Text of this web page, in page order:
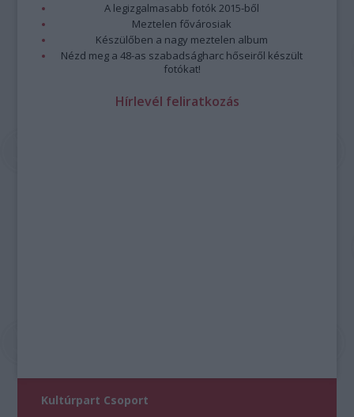
A legizgalmasabb fotók 2015-ből
Meztelen fővárosiak
Készülőben a nagy meztelen album
Nézd meg a 48-as szabadságharc hőseiről készült
fotókat!
Hírlevél feliratkozás
Kultúrpart Csoport